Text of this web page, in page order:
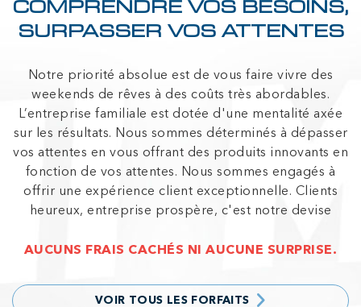
COMPRENDRE VOS BESOINS,
SURPASSER VOS ATTENTES
Notre priorité absolue est de vous faire vivre des
weekends de rêves à des coûts très abordables.
L’entreprise familiale est dotée d'une mentalité axée
sur les résultats. Nous sommes déterminés à dépasser
vos attentes en vous offrant des produits innovants en
fonction de vos attentes. Nous sommes engagés à
offrir une expérience client exceptionnelle. Clients
heureux, entreprise prospère, c'est notre devise
AUCUNS FRAIS CACHÉS NI AUCUNE SURPRISE.
VOIR TOUS LES FORFAITS